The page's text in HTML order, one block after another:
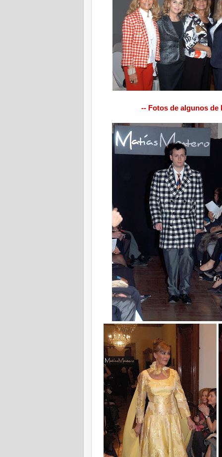
-- Fotos de algunos